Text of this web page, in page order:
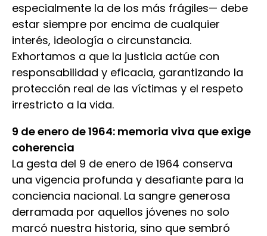
especialmente la de los más frágiles— debe
estar siempre por encima de cualquier
interés, ideología o circunstancia.
Exhortamos a que la justicia actúe con
responsabilidad y eficacia, garantizando la
protección real de las víctimas y el respeto
irrestricto a la vida.
9 de enero de 1964: memoria viva que exige
coherencia
La gesta del 9 de enero de 1964 conserva
una vigencia profunda y desafiante para la
conciencia nacional. La sangre generosa
derramada por aquellos jóvenes no solo
marcó nuestra historia, sino que sembró